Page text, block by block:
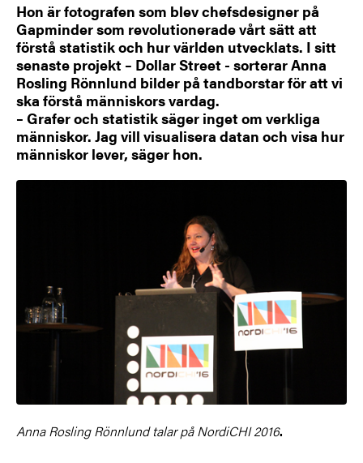
Hon är fotografen som blev chefsdesigner på
Gapminder som revolutionerade vårt sätt att
förstå statistik och hur världen utvecklats. I sitt
senaste projekt – Dollar Street - sorterar Anna
Rosling Rönnlund bilder på tandborstar för att vi
ska förstå människors vardag.
– Grafer och statistik säger inget om verkliga
människor. Jag vill visualisera datan och visa hur
människor lever, säger hon.
Anna Rosling Rönnlund talar på NordiCHI 2016.